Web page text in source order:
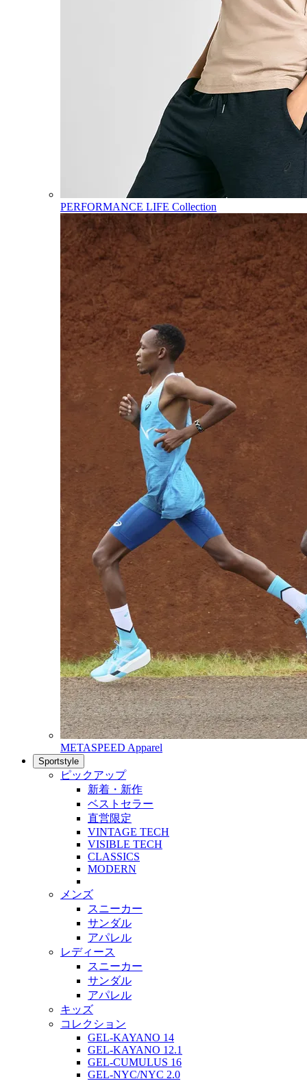
PERFORMANCE LIFE Collection
METASPEED Apparel
Sportstyle
ピックアップ
新着・新作
ベストセラー
直営限定
VINTAGE TECH
VISIBLE TECH
CLASSICS
MODERN
メンズ
スニーカー
サンダル
アパレル
レディース
スニーカー
サンダル
アパレル
キッズ
コレクション
GEL-KAYANO 14
GEL-KAYANO 12.1
GEL-CUMULUS 16
GEL-NYC/NYC 2.0